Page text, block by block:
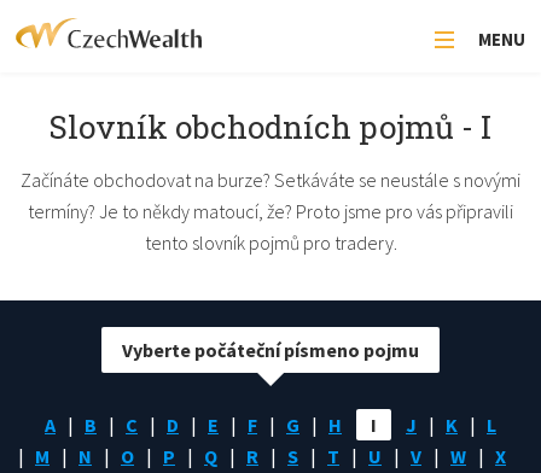
MENU
Slovník obchodních pojmů - I
Začínáte obchodovat na burze? Setkáváte se neustále s novými
termíny? Je to někdy matoucí, že? Proto jsme pro vás připravili
tento slovník pojmů pro tradery.
A B C D E F G H I J K
L
M
N O P Q R S T U V W
X
Vyberte počáteční písmeno pojmu